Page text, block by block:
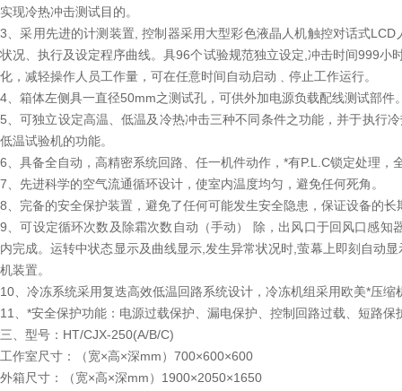
实现冷热冲击测试目的。
3、采用先进的计测装置, 控制器采用大型彩色液晶人机触控对话式
状况、执行及设定程序曲线。具96个试验规范独立设定,冲击时间999
化，减轻操作人员工作量，可在任意时间自动启动﹑停止工作运行。
4、箱体左侧具一直径50mm之测试孔，可供外加电源负载配线测试部件
5、可独立设定高温、低温及冷热冲击三种不同条件之功能，并于执行
低温试验机的功能。
6、具备全自动，高精密系统回路、任一机件动作，*有P.L.C锁定处理，
7、先进科学的空气流通循环设计，使室内温度均匀，避免任何死角。
8、完备的安全保护装置，避免了任何可能发生安全隐患，保证设备的长
9、可设定循环次数及除霜次数自动（手动） 除，出风口于回风口感
内完成。运转中状态显示及曲线显示,发生异常状况时,萤幕上即刻自动
机装置。
10、冷冻系统采用复迭高效低温回路系统设计，冷冻机组采用欧美*压
11、*安全保护功能：电源过载保护、漏电保护、控制回路过载、短路
三、型号：HT/CJX-250(A/B/C)
工作室尺寸：（宽×高×深mm）700×600×600
外箱尺寸：（宽×高×深mm）1900×2050×1650